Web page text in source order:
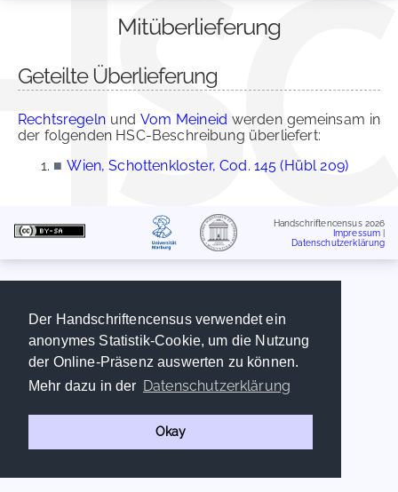
Der Handschriftencensus verwendet ein
anonymes Statistik-Cookie, um die Nutzung
der Online-Präsenz auswerten zu können.
Mehr dazu in der Datenschutzerklärung
Okay
Mitüberlieferung
Geteilte Überlieferung
Rechtsregelnund Vom Meineid werden gemeinsam in
der folgenden HSC-Beschreibung überliefert:
■ Wien, Schottenkloster, Cod. 145 (Hübl 209)
Handschriftencensus 2026
Impressum
Datenschutzerklärung